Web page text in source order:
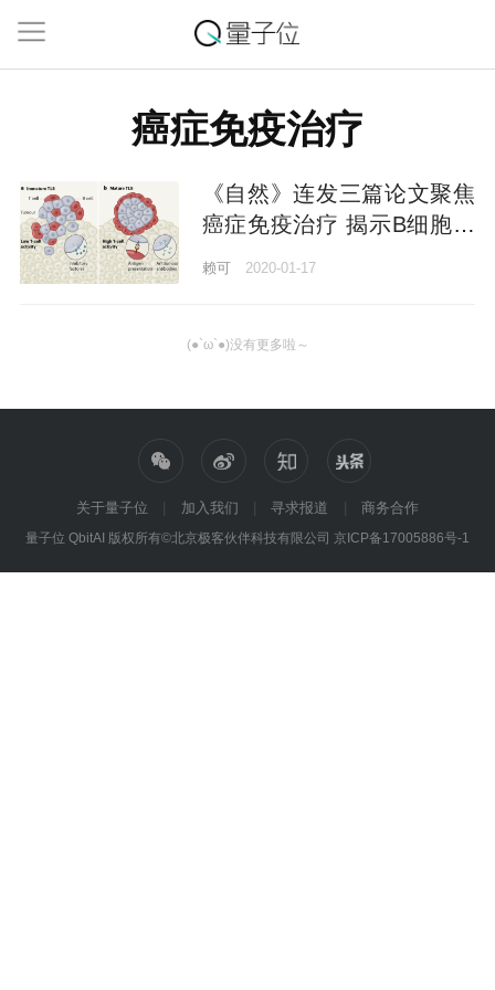
癌症免疫治疗
《自然》连发三篇论文聚焦
癌症免疫治疗 揭示B细胞重
要性
赖可 2020-01-17
(●`ω`●)没有更多啦～
关于量子位 加入我们 寻求报道
商务合作
量子位 QbitAI 版权所有©北京极客伙伴科技有限公司 京ICP备17005886号-1